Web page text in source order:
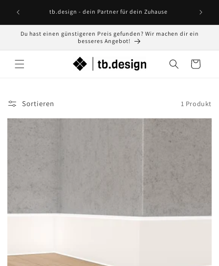
zum
tb.design - dein Partner für dein Zuhause
Du hast einen günstigeren Preis gefunden? Wir machen dir ein
besseres Angebot!
Warenkorb
Sortieren 1 Produkt